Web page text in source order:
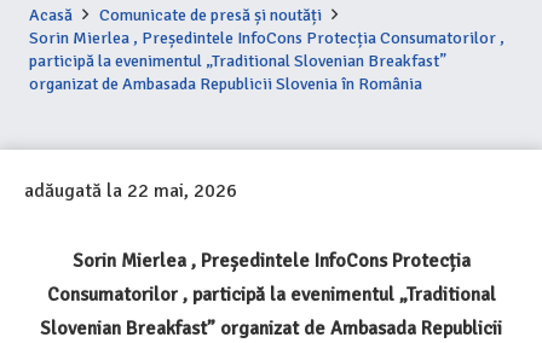
Acasă
Comunicate de presă și noutăți
Sorin Mierlea , Președintele InfoCons Protecția Consumatorilor ,
participă la evenimentul „Traditional Slovenian Breakfast”
organizat de Ambasada Republicii Slovenia în România
adăugată la 22 mai, 2026
Sorin Mierlea , Președintele InfoCons Protecția
Consumatorilor , participă la evenimentul „Traditional
Slovenian Breakfast” organizat de Ambasada Republicii